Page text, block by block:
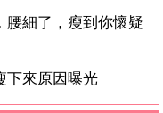
腰細了，瘦到你懷疑
下來原因曝光